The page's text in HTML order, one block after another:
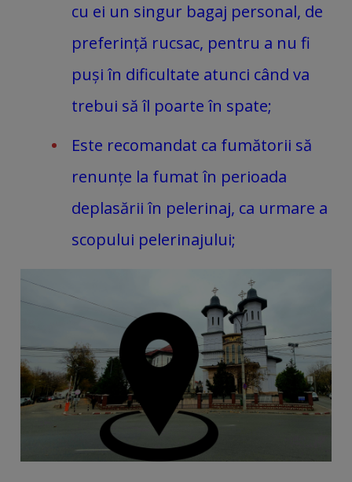
cu ei un singur bagaj personal, de
preferință rucsac, pentru a nu fi
puși în dificultate atunci când va
trebui să îl poarte în spate;
Este recomandat ca fumătorii să
renunțe la fumat în perioada
deplasării în pelerinaj, ca urmare a
scopului pelerinajului;